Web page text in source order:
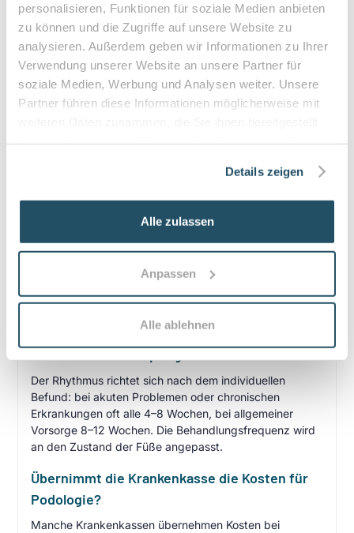
personalisieren, Funktionen für soziale Medien anbieten
zu können und die Zugriffe auf unsere Website zu
analysieren. Außerdem geben wir Informationen zu Ihrer
Verwendung unserer Website an unsere Partner für
soziale Medien, Werbung und Analysen weiter. Unsere
Partner führen diese Informationen möglicherweise mit
Details zeigen
Alle zulassen
Anpassen
Alle ablehnen
Befreiung bei chronischen Erkrankungen möglich
•Privatleistungen nach individueller Vereinbarung
•Hausbesuche bei medizinischer Notwendigkeit
Medizinische Fußpflege ist eine fachgerechte,
therapeutisch orientierte Behandlung der Füße zur
eingewachsenen Nägeln, Hornhaut oder Pilzinfektionen.
Sie umfasst Nagelkorrektur, Hornhautentfernung,
Fußgesundheit.
Wie oft sollte man zur Podologie bzw.
Der Rhythmus richtet sich nach dem individuellen
Befund: bei akuten Problemen oder chronischen
Erkrankungen oft alle 4–8 Wochen, bei allgemeiner
Vorsorge 8–12 Wochen. Die Behandlungsfrequenz wird
an den Zustand der Füße angepasst.
Übernimmt die Krankenkasse die Kosten für
Podologie?
Manche Krankenkassen übernehmen Kosten bei